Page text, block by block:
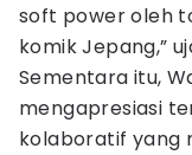
soft power oleh
komik Jepang,”
Sementara itu,
mengapresiasi
kolaboratif yang